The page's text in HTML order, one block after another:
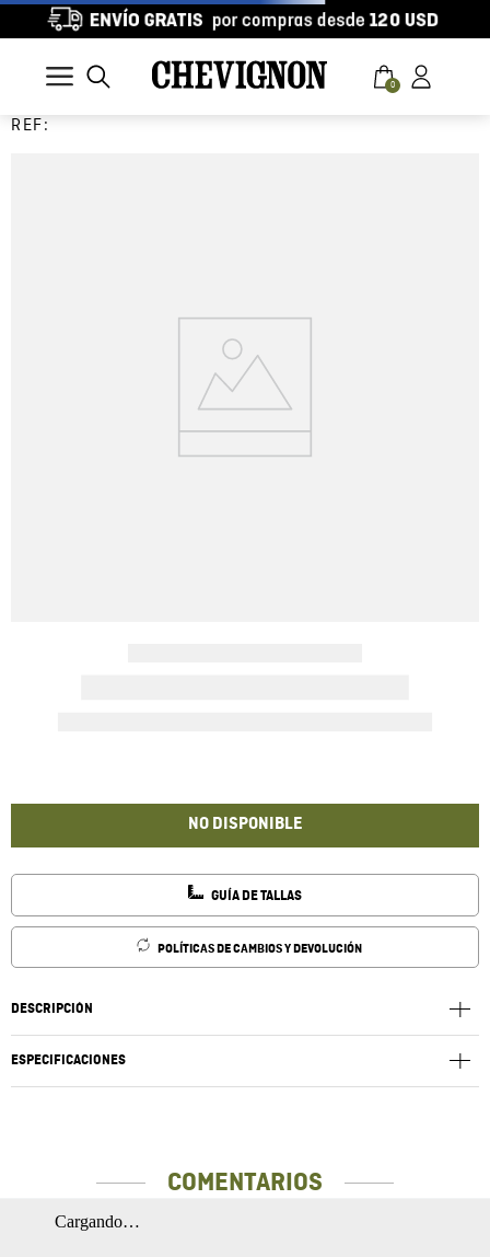
0
REF:
NO DISPONIBLE
GUÍA DE TALLAS
POLÍTICAS DE CAMBIOS Y DEVOLUCIÓN
DESCRIPCIÓN
ESPECIFICACIONES
COMENTARIOS
Cargando…